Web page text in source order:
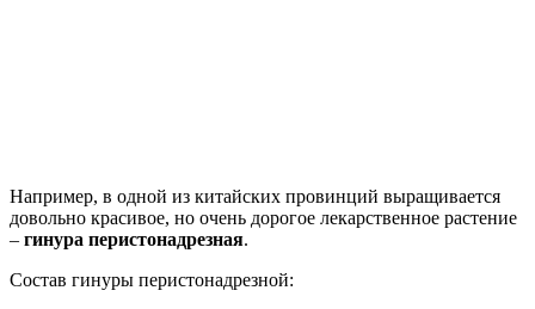
Например, в одной из китайских провинций выращивается
довольно красивое, но очень дорогое лекарственное растение
– гинура перистонадрезная.
Состав гинуры перистонадрезной: